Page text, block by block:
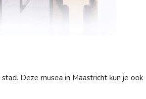
Deze musea in Maastricht kun je ook